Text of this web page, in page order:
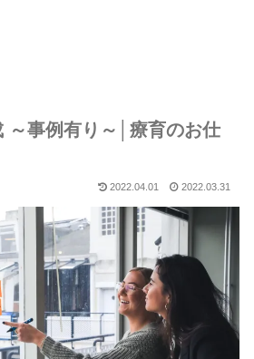
～事例有り～│療育のお仕
2022.04.01 2022.03.31